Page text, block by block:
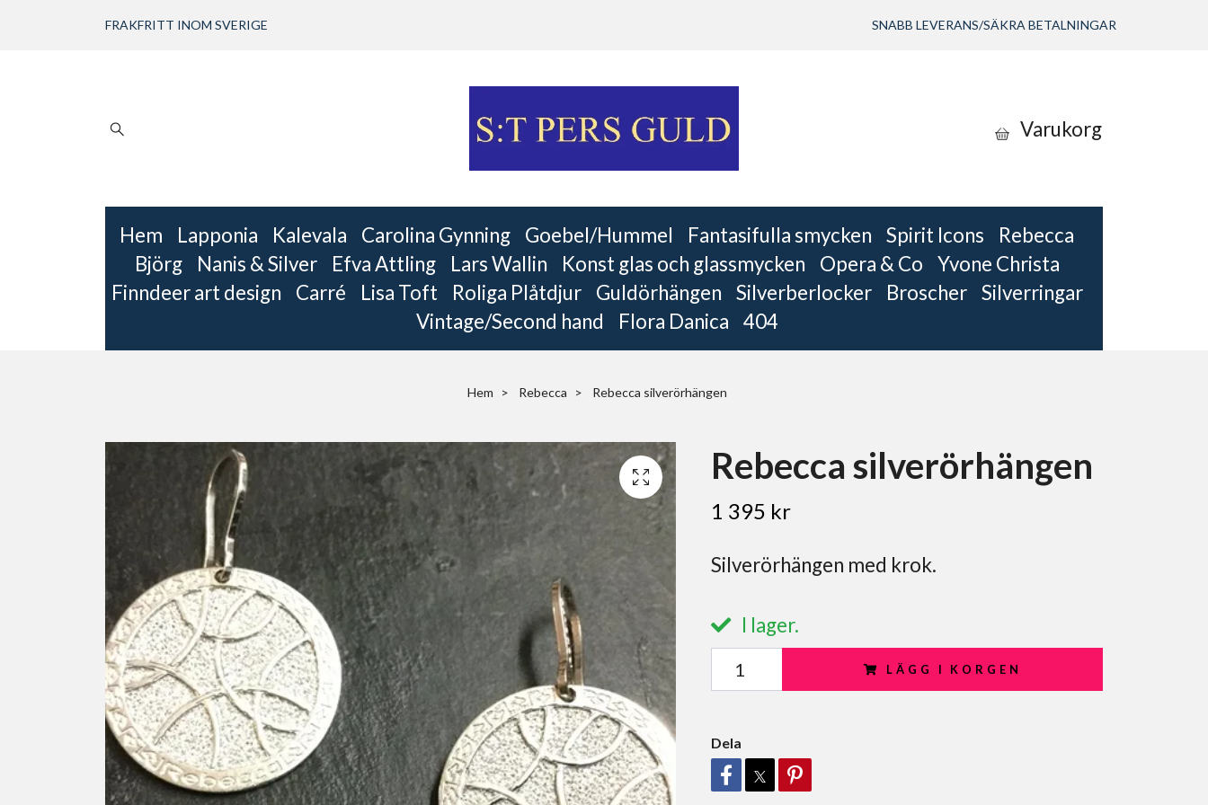
FRAKFRITT INOM SVERIGE SNABB LEVERANS/SÄKRA BETALNINGAR
Varukorg
Hem Lapponia Kalevala Carolina Gynning Goebel/Hummel Fantasifulla smycken Spirit Icons
Rebecca
Björg
Nanis & Silver Efva Attling Lars Wallin Konst glas och glassmycken Opera & Co
Yvone Christa
Finndeer art design
Carré Lisa Toft Roliga Plåtdjur Guldörhängen Silverberlocker Broscher
Silverringar
Vintage/Second hand
Flora Danica 404
Hem Rebecca Rebecca silverörhängen
Rebecca silverörhängen
1 395 kr
Silverörhängen med krok.
I lager.
LÄGG I KORGEN
Dela